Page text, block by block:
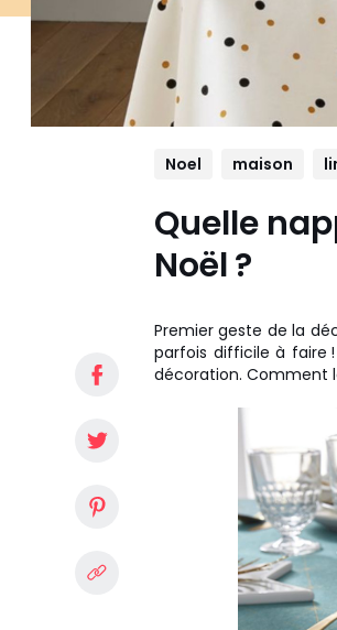
Noel maison
Quelle
Noël ?
Premier geste de la
parfois difficile à faire
décoration. Comment